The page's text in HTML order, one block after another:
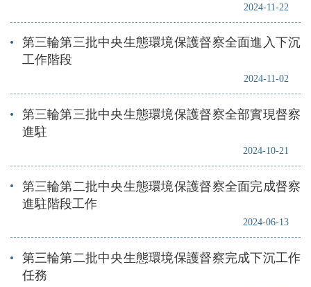
2024-11-22
2024-11-02
第三輪第三批中央生態環境保護督察全面進入下沉
工作階段
2024-10-21
第三輪第三批中央生態環境保護督察全部實現督察
進駐
2024-06-13
第三輪第二批中央生態環境保護督察全面完成督察
進駐階段工作
第三輪第二批中央生態環境保護督察完成下沉工作
任務